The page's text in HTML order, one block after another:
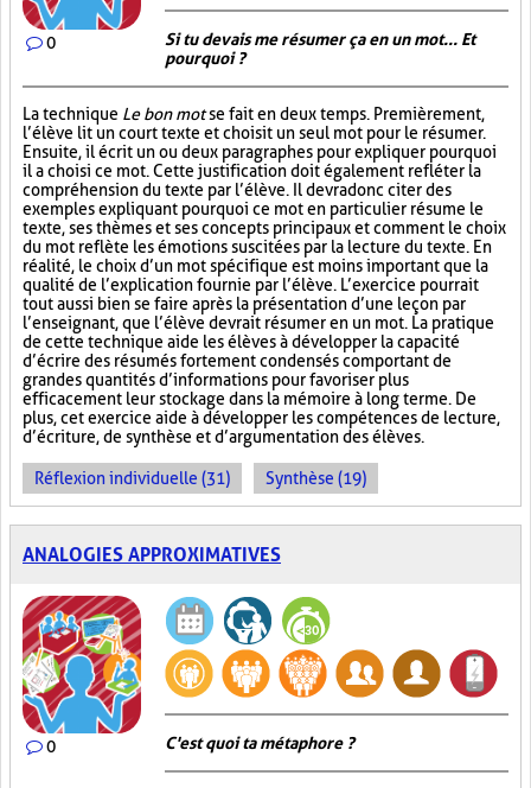
0
Si tu devais me résumer ça en un mot... Et
pourquoi ?
La technique Le bon motse fait en deux temps. Premièrement,
l’élève lit un court texte et choisit un seul mot pour le résumer.
Ensuite, il écrit un ou deux paragraphes pour expliquer pourquoi
il a choisi ce mot. Cette justification doit également refléter la
compréhension du texte par l’élève. Il devra donc citer des
exemples expliquant pourquoi ce mot en particulier résume le
texte, ses thèmes et ses concepts principaux et comment le choix
du mot reflète les émotions suscitées par la lecture du texte. En
réalité, le choix d’un mot spécifique est moins important que la
qualité de l’explication fournie par l’élève. L’exercice pourrait
tout aussi bien se faire après la présentation d’une leçon par
l’enseignant, que l’élève devrait résumer en un mot. La pratique
de cette technique aide les élèves à développer la capacité
d’écrire des résumés fortement condensés comportant de
grandes quantités d’informations pour favoriser plus
efficacement leur stockage dans la mémoire à long terme. De
plus, cet exercice aide à développer les compétences de lecture,
d’écriture, de synthèse et d’argumentation des élèves.
Réflexion individuelle (31) Synthèse (19)
ANALOGIES APPROXIMATIVES
0 C'est quoi ta métaphore ?